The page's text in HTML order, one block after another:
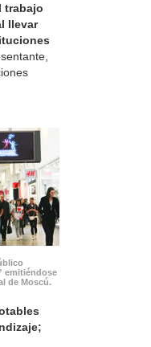
trabajo
llevar
emitiéndose
de Moscú.